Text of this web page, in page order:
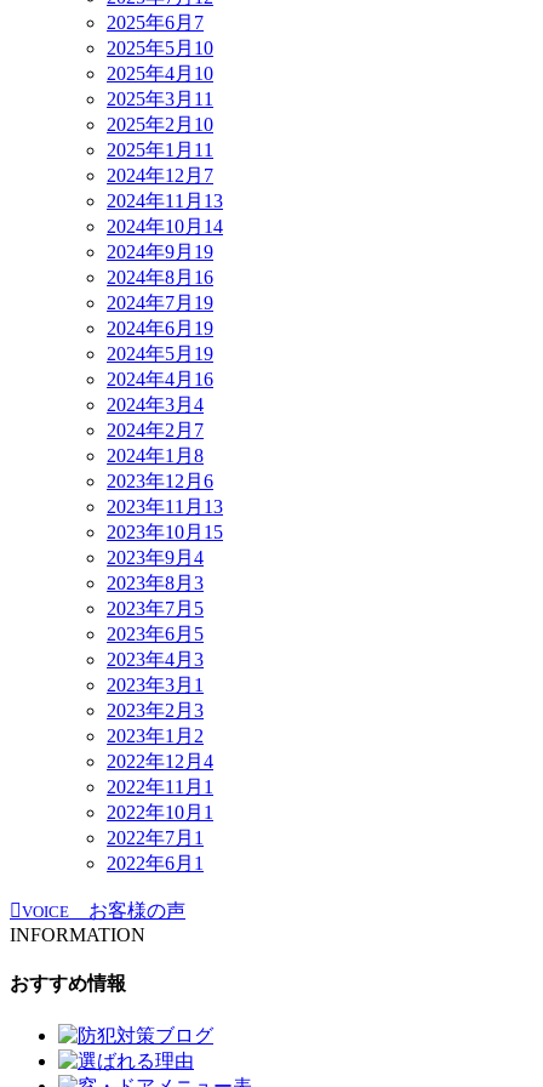
2025年6月 7
2025年5月 10
2025年4月 10
2025年3月 11
2025年2月 10
2025年1月 11
2024年12月 7
2024年11月 13
2024年10月 14
2024年9月 19
2024年8月 16
2024年7月 19
2024年6月 19
2024年5月 19
2024年4月 16
2024年3月 4
2024年2月 7
2024年1月 8
2023年12月 6
2023年11月 13
2023年10月 15
2023年9月 4
2023年8月 3
2023年7月 5
2023年6月 5
2023年4月 3
2023年3月 1
2023年2月 3
2023年1月 2
2022年12月 4
2022年11月 1
2022年10月 1
2022年7月 1
2022年6月 1
VOICE
お客様の声
INFORMATION
おすすめ情報